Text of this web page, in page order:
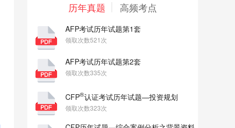
历年真题 高频考点
AFP考试历年试题第1套
领取次数521次
AFP考试历年试题第2套
领取次数335次
CFP®认证考试历年试题—投资规划
领取次数323次